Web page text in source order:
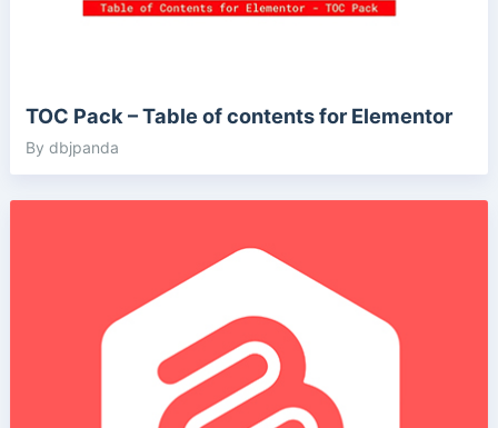
TOC Pack – Table of contents for Elementor
By dbjpanda